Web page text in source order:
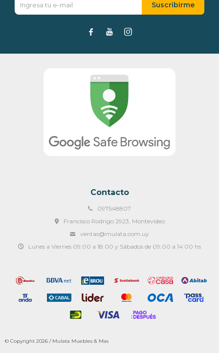
Contacto
097548807
Francisco Rodrigo 2923, Montevideo
ventas@mulata.com.uy
Lunes a Viernes 09:00 a 18:00 y Sábados de 09:00 a 14:00 hs
Suscribirme
  
© Copyright 2026 / Mulata Muebles & Mas